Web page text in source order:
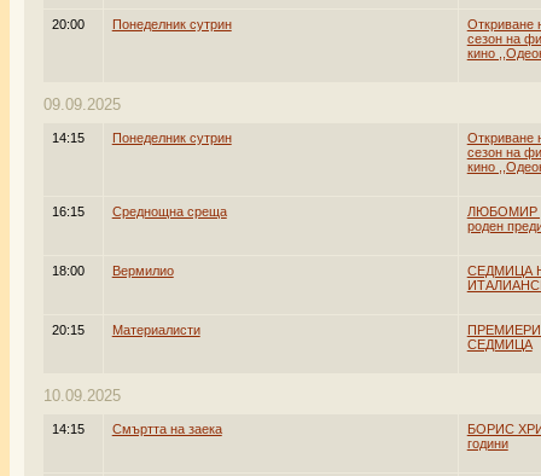
20:00 Понеделник сутрин
Откриване
сезон на
кино
09.09.2025
14:15 Понеделник сутрин
Откриване
сезон на
кино
16:15 Среднощна среща
ЛЮБОМИР
роден
18:00 Вермилио
СЕДМИЦА
20:15 Материалисти
СЕДМИЦА
10.09.2025
14:15 Смъртта на заека
БОРИС
години